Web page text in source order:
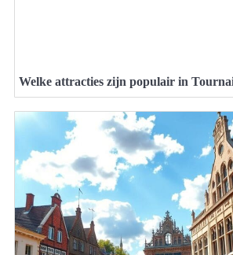
Welke attracties zijn populair in